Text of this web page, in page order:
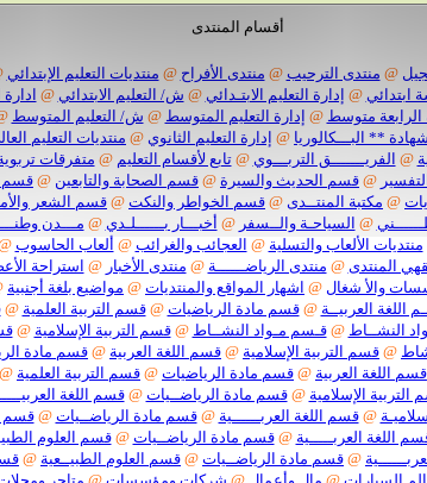
أقسام المنتدى
@ منتدى الترحيب @ منتدى الأفراح @ منتديات التعليم الإبتدائي
ابتدائي @ إدارة التعليم الابتـدائي @ ش/ التعليم الابتدائي @
الرابعة متوسط @ إدارة التعليم المتوسط @ ش/ التعليم المتوسط
شهادة ** البـــكالوريا @ إدارة التعليم الثانوي @ منتديات التعليم
@ الفريـــــــق التربـــوي @تابع لأقسام التعليم @ متفرقات
@ قسم الحديث والسيرة @ قسم الصحابة والتابعين @ قسم
@ مكتبة المنتــدى @ قسم الخواطر والنكت @ قسم الشعر
@ السياحـة والــسفر @ أخبـــار بــــــلـدي @ مـــدن
منتديات الألعاب والتسلية @ العجائب والغرائب @ ألعاب الحاسوب
المنتدى @ منتدى الرياضــــــة @ منتدى الأخبار @ استراحة
والأ شغال @ اشهار المواقع والمنتديات @ مواضيع بلغة أجنبية
اللغة العربيــة @قسم مادة الرياضيات @قسم التربية العلمية @
النشــاط @قـسم مـواد النشــاط @قسم التربية الإسلامية @
@ قسم التربية الإسلامية @ قسم اللغة العربية @ قسم مادة
قسم اللغة العربية @ قسم مادة الرياضيات @ قسم التربية العلمية @
التربية الإسلامية @قسم مادة الرياضــيات @قسم اللغة
@قسم اللغة العربــــــية @قسم مادة الرياضــيات @قسم
اللغة العربـــــية @قسم مادة الرياضــيات @قسم العلوم
@ قسم مادة الرياضــيات @ قسم العلوم الطبيــعية @